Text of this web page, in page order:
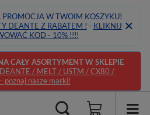
PROMOCJA W TWOIM KOSZYKU!
DEANTE Z RABATEM ! - KLIKNIJ
KOD - 10% !!!!
CAŁY ASORTYMENT W SKLEPIE
/ MELT / USTM / CX80 /
poznaj nasze marki!